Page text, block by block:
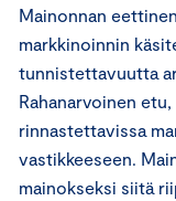
Mainonnan
markkinoinnin
tunnistettavuutta
Rahanarvoinen
rinnastettavissa
vastikkeeseen.
mainokseksi siitä